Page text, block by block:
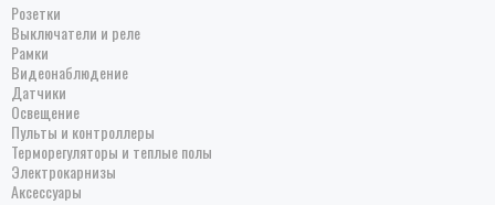
Розетки
Выключатели и реле
Рамки
Видеонаблюдение
Датчики
Освещение
Пульты и контроллеры
Терморегуляторы и теплые полы
Электрокарнизы
Аксессуары